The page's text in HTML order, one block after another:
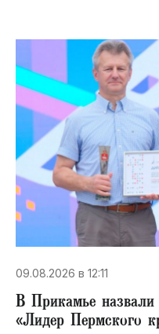
09.08.2026 в 12:11
В Прикамье
«Лидер Пермского